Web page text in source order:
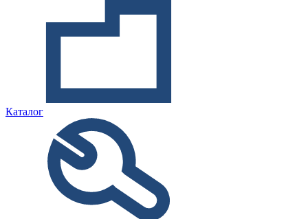
Каталог